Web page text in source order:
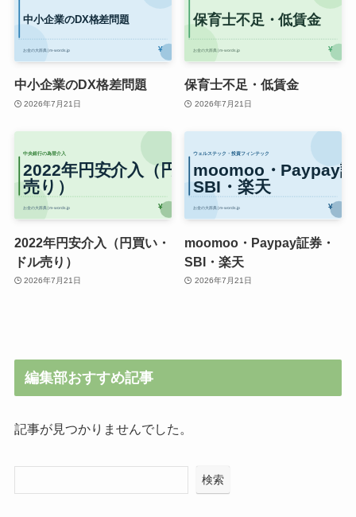
中小企業のDX格差問題
2026年7月21日
保育士不足・低賃金
2026年7月21日
2022年円安介入（円買い・
ドル売り）
2026年7月21日
moomoo・Paypay証券・
SBI・楽天
2026年7月21日
編集部おすすめ記事
記事が見つかりませんでした。
検索